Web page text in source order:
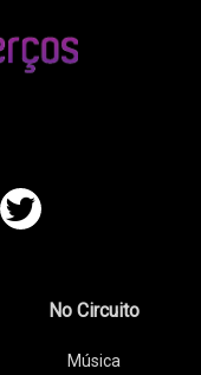
No Circuito
Música